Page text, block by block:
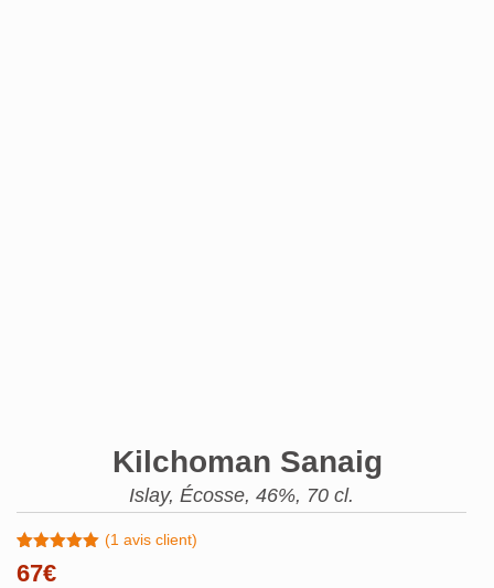
Kilchoman Sanaig
Islay, Écosse, 46%, 70 cl.
Noté
sur 5
1
(1 avis client)
67€